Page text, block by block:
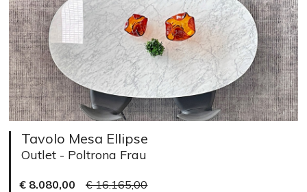
Tavolo Mesa Ellipse
Outlet - Poltrona Frau
€ 8.080,00 € 16.165,00